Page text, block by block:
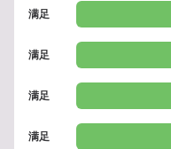
满足
满足
满足
满足